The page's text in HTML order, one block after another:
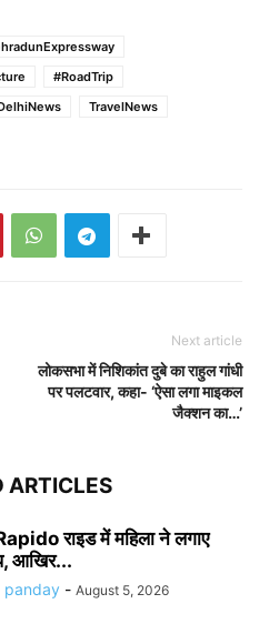
#RoadTrip
TravelNews
Next article
लोकसभा में निशिकांत दुबे का राहुल गांधी
पर पलटवार, कहा- ‘ऐसा लगा माइकल
जैक्शन का…’
ARTICLES
राइड में महिला ने लगाए
आखिर...
panday - August 5, 2026